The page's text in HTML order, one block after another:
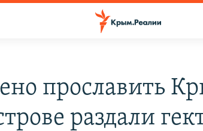
прославить
раздали